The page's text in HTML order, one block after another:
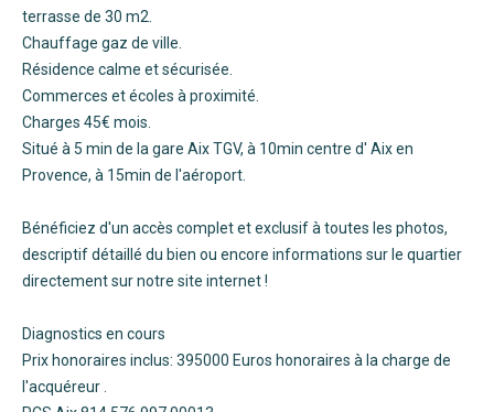
terrasse de 30 m2.
Chauffage gaz de ville.
Résidence calme et sécurisée.
Commerces et écoles à proximité.
Charges 45€ mois.
Situé à 5 min de la gare Aix TGV, à 10min centre d' Aix en
Provence, à 15min de l'aéroport.
Bénéficiez d'un accès complet et exclusif à toutes les photos,
descriptif détaillé du bien ou encore informations sur le quartier
directement sur notre site internet !
Diagnostics en cours
Prix honoraires inclus: 395000 Euros honoraires à la charge de
l'acquéreur .